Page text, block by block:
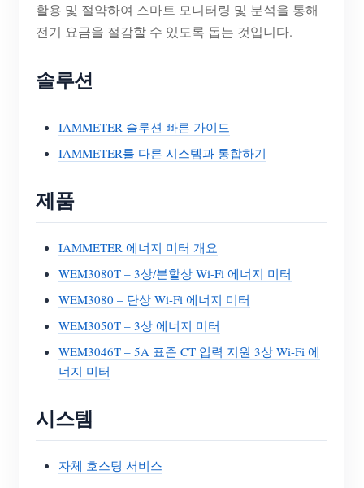
활용 및 절약하여 스마트 모니터링 및 분석을 통해
전기 요금을 절감할 수 있도록 돕는 것입니다.
솔루션
IAMMETER 솔루션 빠른 가이드
IAMMETER를 다른 시스템과 통합하기
제품
IAMMETER 에너지 미터 개요
WEM3080T – 3상/분할상 Wi-Fi 에너지 미터
WEM3080 – 단상 Wi-Fi 에너지 미터
WEM3050T – 3상 에너지 미터
WEM3046T – 5A 표준 CT 입력 지원 3상 Wi-Fi 에
너지 미터
시스템
자체 호스팅 서비스